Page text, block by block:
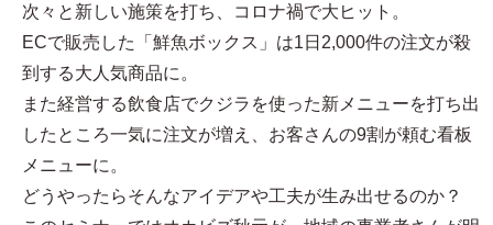
次々と新しい施策を打ち、コロナ禍で大ヒット。
ECで販売した「鮮魚ボックス」は1日2,000件の注文が殺
到する大人気商品に。
また経営する飲食店でクジラを使った新メニューを打ち出
したところ一気に注文が増え、お客さんの9割が頼む看板
メニューに。
どうやったらそんなアイデアや工夫が生み出せるのか？